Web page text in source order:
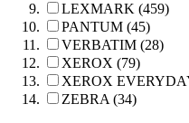
LEXMARK (459)
PANTUM (45)
VERBATIM (28)
XEROX (79)
XEROX
ZEBRA (34)